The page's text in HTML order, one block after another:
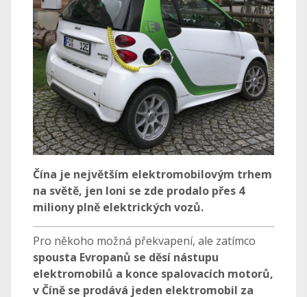
Čína je největším elektromobilovým trhem
na světě, jen loni se zde prodalo přes 4
miliony plně elektrických vozů.
Pro někoho možná překvapení, ale zatímco
spousta Evropanů se děsí nástupu
elektromobilů a konce spalovacích motorů,
v Číně se prodává jeden elektromobil za